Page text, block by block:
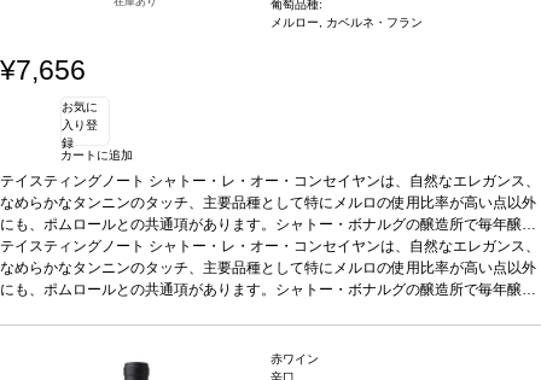
葡萄品種:
メルロー, カベルネ・フラン
¥7,656
お気に
入り登
録
カートに追加
テイスティングノート シャトー・レ・オー・コンセイヤンは、自然なエレガンス、
なめらかなタンニンのタッチ、主要品種として特にメルロの使用比率が高い点以外
にも、ポムロールとの共通項があります。シャトー・ボナルグの醸造所で毎年醸
造･熟成が行われています。 各誌の評価 「肉厚で濃厚！」ロバート・パーカー 「個
性的な見事な一本」ニール・マーティン、ザ・ワイン・ジャーナル 「毎回美味し
い」ギド・アシェット 「濃厚で熟している！」ワイン・スペクテーター 「ララン
*本ヴィンテージが在庫切れの場合、在庫があり価格が同様の場合は自動的に
次のヴィンテージに変更されます、ご了承ください。
テイスティングノート シャトー・レ・オー・コンセイヤンは、自然なエレガンス、
なめらかなタンニンのタッチ、主要品種として特にメルロの使用比率が高い点以外
にも、ポムロールとの共通項があります。シャトー・ボナルグの醸造所で毎年醸
い」ギド・アシェット 「濃厚で熟している！」ワイン・スペクテーター 「ララン
ド・ド・ポムロールで最も滑らかなタンニンを持つ逸品」ベタンヌ＆ドゥソーヴ
赤ワイン
辛口